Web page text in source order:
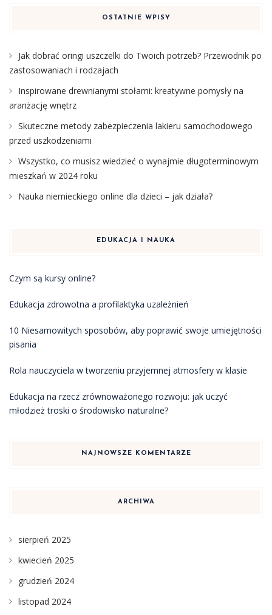
OSTATNIE WPISY
Jak dobrać oringi uszczelki do Twoich potrzeb? Przewodnik po
zastosowaniach i rodzajach
Inspirowane drewnianymi stołami: kreatywne pomysły na
aranżację wnętrz
Skuteczne metody zabezpieczenia lakieru samochodowego
przed uszkodzeniami
Wszystko, co musisz wiedzieć o wynajmie długoterminowym
mieszkań w 2024 roku
Nauka niemieckiego online dla dzieci – jak działa?
EDUKACJA I NAUKA
Czym są kursy online?
Edukacja zdrowotna a profilaktyka uzależnień
10 Niesamowitych sposobów, aby poprawić swoje umiejętności
pisania
Rola nauczyciela w tworzeniu przyjemnej atmosfery w klasie
Edukacja na rzecz zrównoważonego rozwoju: jak uczyć
młodzież troski o środowisko naturalne?
NAJNOWSZE KOMENTARZE
ARCHIWA
sierpień 2025
kwiecień 2025
grudzień 2024
listopad 2024